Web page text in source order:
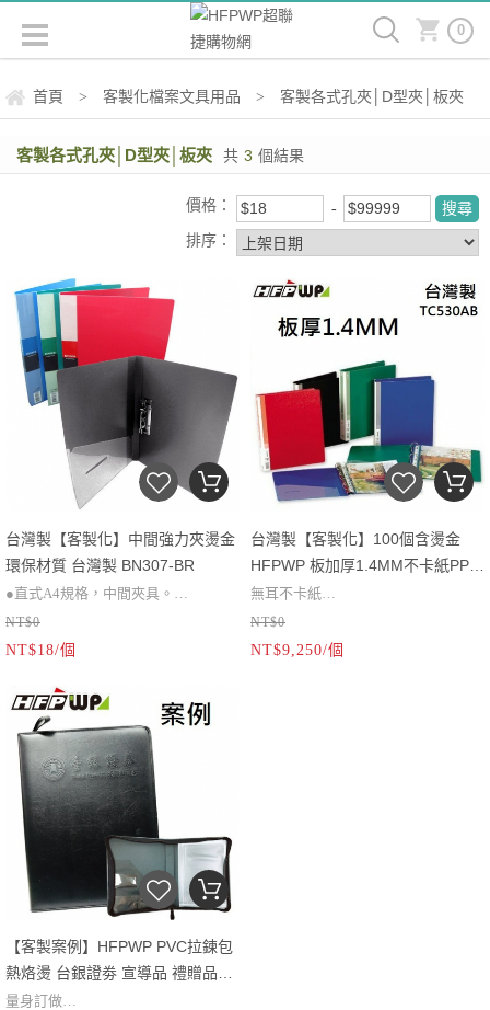
0
首頁 > 客製化檔案文具用品 > 客製各式孔夾│D型夾│板夾
客製各式孔夾│D型夾│板夾 共 3 個結果
價格：
排序：
台灣製【客製化】中間強力夾燙金
環保材質 台灣製 BN307-BR
●直式A4規格，中間夾具。
●採強力夾資料不須打孔。
●顏色可做分類。
接受 Logo燙金
NT$0
NT$18/個
台灣製【客製化】100個含燙金
HFPWP 板加厚1.4MM不卡紙PP
無耳 3孔夾 環保無毒 台灣製
TC530AB
無耳不卡紙
●直式A4。無耳.
●進口圓型1英寸3孔夾
NT$0
NT$9,250/個
【客製案例】HFPWP PVC拉鍊包
熱烙燙 台銀證劵 宣導品 禮贈品
S1-PVCZIP-OR9
量身訂做